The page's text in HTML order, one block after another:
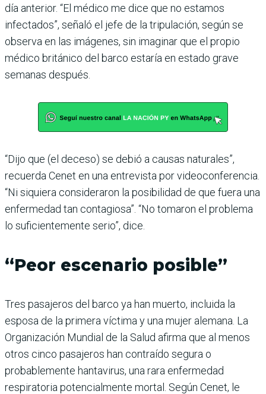
día anterior. “El médico me dice que no estamos
infectados”, señaló el jefe de la tripulación, según se
observa en las imágenes, sin imaginar que el propio
médico británico del barco estaría en estado grave
semanas después.
“Dijo que (el deceso) se debió a causas naturales”,
recuerda Cenet en una entrevista por videoconferencia.
“Ni siquiera consideraron la posibilidad de que fuera una
enfermedad tan contagiosa”. “No tomaron el problema
lo suficientemente serio”, dice.
“Peor escenario posible”
Tres pasajeros del barco ya han muerto, incluida la
esposa de la primera víctima y una mujer alemana. La
Organización Mundial de la Salud afirma que al menos
otros cinco pasajeros han contraído segura o
probablemente hantavirus, una rara enfermedad
respiratoria potencialmente mortal. Según Cenet, le